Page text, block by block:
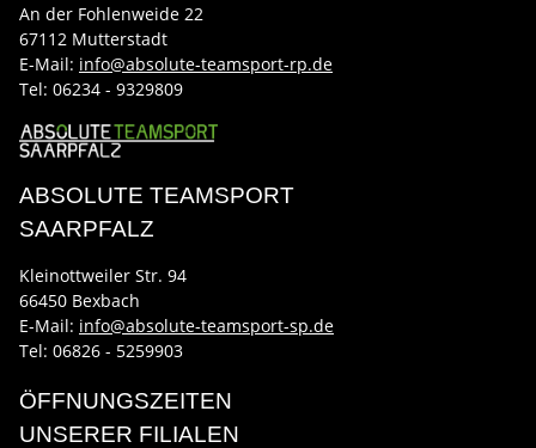
An der Fohlenweide 22
67112 Mutterstadt
E-Mail: info@absolute-teamsport-rp.de
Tel: 06234 - 9329809
ABSOLUTE TEAMSPORT
SAARPFALZ
Kleinottweiler Str. 94
66450 Bexbach
E-Mail: info@absolute-teamsport-sp.de
Tel: 06826 - 5259903
ÖFFNUNGSZEITEN
UNSERER FILIALEN